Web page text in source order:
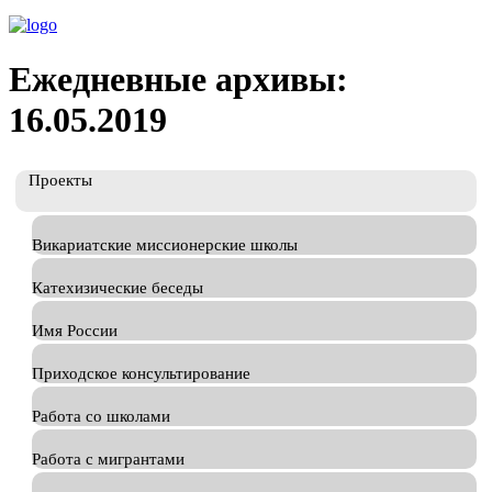
Ежедневные архивы:
16.05.2019
Проекты
Викариатские миссионерские школы
Катехизические беседы
Имя России
Приходское консультирование
Работа со школами
Работа с мигрантами